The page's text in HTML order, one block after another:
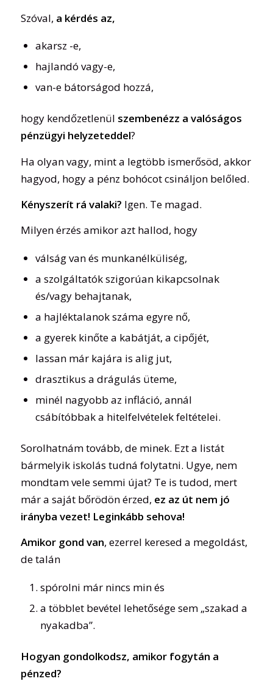
Szóval, a kérdés az,
akarsz -e,
hajlandó vagy-e,
van-e bátorságod hozzá,
hogy kendőzetlenül szembenézz a valóságos
pénzügyi helyzeteddel?
Ha olyan vagy, mint a legtöbb ismerősöd, akkor
hagyod, hogy a pénz bohócot csináljon belőled.
Kényszerít rá valaki? Igen. Te magad.
Milyen érzés amikor azt hallod, hogy
válság van és munkanélküliség,
a szolgáltatók szigorúan kikapcsolnak
és/vagy behajtanak,
a hajléktalanok száma egyre nő,
a gyerek kinőte a kabátját, a cipőjét,
lassan már kajára is alig jut,
drasztikus a drágulás üteme,
minél nagyobb az infláció, annál
csábítóbbak a hitelfelvételek feltételei.
Sorolhatnám tovább, de minek. Ezt a listát
bármelyik iskolás tudná folytatni. Ugye, nem
mondtam vele semmi újat? Te is tudod, mert
már a saját bőrödön érzed, ez az út nem jó
irányba vezet! Leginkább sehova!
Amikor gond van, ezerrel keresed a megoldást,
de talán
spórolni már nincs min és
a többlet bevétel lehetősége sem „szakad a
nyakadba”.
Hogyan gondolkodsz, amikor fogytán a
pénzed?